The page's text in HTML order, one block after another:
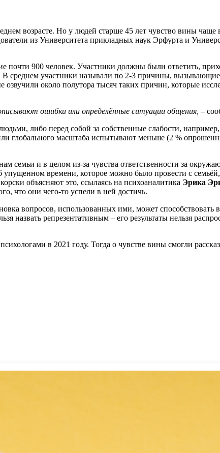
возрасте. Но у людей старше 45 лет чувство вины чаще
из Университета прикладных наук Эрфурта и
почти 900 человек. Участники должны были ответить,
В среднем участники называли по 2-3 причины,
около полутора тысяч таких причин, которые
ошибки или определённые ситуации общения, –
либо перед собой за собственные слабости,
глобального масштаба испытывают меньше (2 %
и в целом из-за чувства ответственности за
времени, которое можно было провести с
объясняют это, ссылаясь на психоаналитика Эрика
что они чего-то успели в ней достичь.
вопросов, использованных ими, может способствовать
назвать репрезентативным – его результаты нельзя
в 2021 году. Тогда о чувстве вины смогли